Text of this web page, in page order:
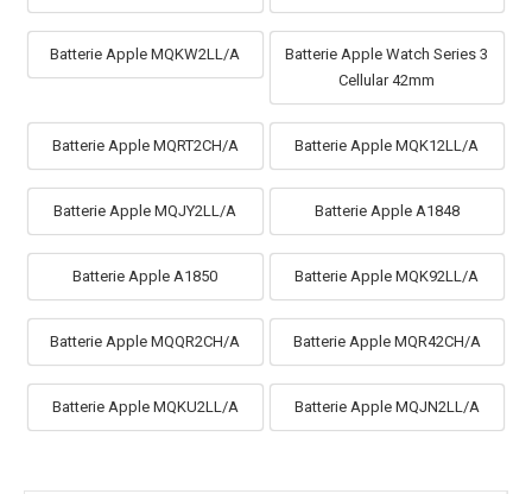
Batterie Apple MQKW2LL/A
Batterie Apple Watch Series 3
Cellular 42mm
Batterie Apple MQRT2CH/A Batterie Apple MQK12LL/A
Batterie Apple MQJY2LL/A Batterie Apple A1848
Batterie Apple A1850 Batterie Apple MQK92LL/A
Batterie Apple MQQR2CH/A Batterie Apple MQR42CH/A
Batterie Apple MQKU2LL/A Batterie Apple MQJN2LL/A